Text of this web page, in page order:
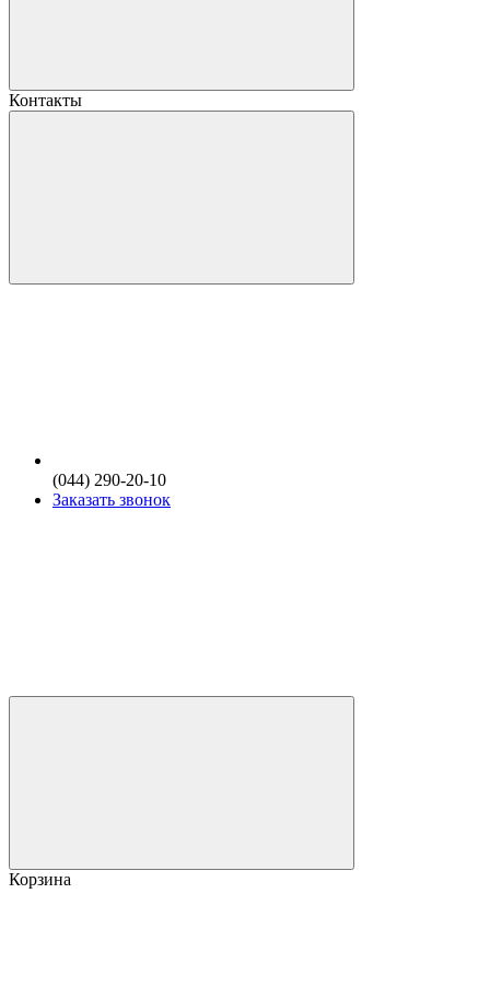
Контакты
(044) 290-20-10
Заказать звонок
Корзина